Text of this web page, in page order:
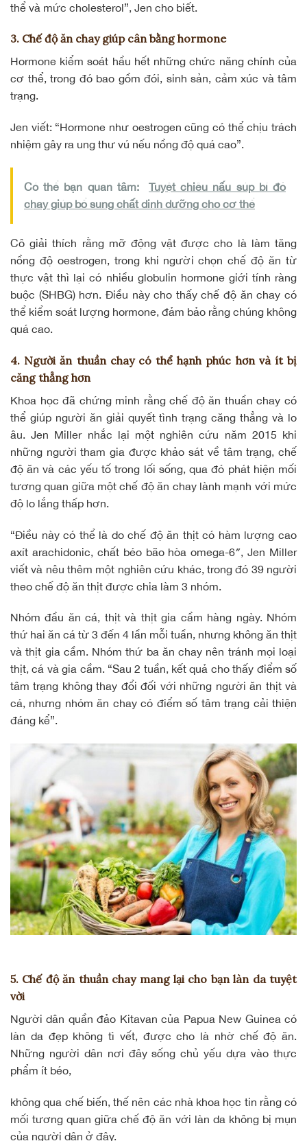
thể và mức cholesterol”, Jen cho biết.
3. Chế độ ăn chay giúp cân bằng hormone
Hormone kiểm soát hầu hết những chức năng chính của
cơ thể, trong đó bao gồm đói, sinh sản, cảm xúc và tâm
trạng.
Jen viết: “Hormone như oestrogen cũng có thể chịu trách
nhiệm gây ra ung thư vú nếu nồng độ quá cao”.
Có thể bạn quan tâm:
Tuyệt chiêu nấu súp bí đỏ
chay giúp bổ sung chất dinh dưỡng cho cơ thể
Cô giải thích rằng mỡ động vật được cho là làm tăng
nồng độ oestrogen, trong khi người chọn chế độ ăn từ
thực vật thì lại có nhiều globulin hormone giới tính ràng
buộc (SHBG) hơn. Điều này cho thấy chế độ ăn chay có
thể kiểm soát lượng hormone, đảm bảo rằng chúng không
quá cao.
4. Người ăn thuần chay có thể hạnh phúc hơn và ít bị
căng thẳng hơn
Khoa học đã chứng minh rằng chế độ ăn thuần chay có
thể giúp người ăn giải quyết tình trạng căng thẳng và lo
âu. Jen Miller nhắc lại một nghiên cứu năm 2015 khi
những người tham gia được khảo sát về tâm trạng, chế
độ ăn và các yếu tố trong lối sống, qua đó phát hiện mối
tương quan giữa một chế độ ăn chay lành mạnh với mức
độ lo lắng thấp hơn.
“Điều này có thể là dochế độ ăn thịtcó hàm lượng cao
axít arachidonic, chất béo bão hòa omega-6″, Jen Miller
viết và nêu thêm một nghiên cứu khác, trong đó 39 người
theo chế độ ăn thịt được chia làm 3 nhóm.
Nhóm đầu ăn cá, thịt và thịt gia cầm hàng ngày. Nhóm
thứ hai ăn cá từ 3 đến 4 lần mỗi tuần, nhưng không ăn thịt
và thịt gia cầm. Nhóm thứ ba ăn chay nên tránh mọi loại
thịt, cá và gia cầm. “Sau 2 tuần, kết quả cho thấy điểm số
tâm trạng không thay đổi đối với những người ăn thịt và
cá, nhưng nhóm ăn chay có điểm số tâm trạng cải thiện
đáng kể”.
5. Chế độ ăn thuần chay mang lại cho bạn làn da tuyệt
vời
Người dân quần đảo Kitavan của Papua New Guinea có
làn da đẹp không tì vết, được cho là nhờ chế độ ăn.
Những người dân nơi đây sống chủ yếu dựa vào thực
phẩm ít béo,
không qua chế biến, thế nên các nhà khoa học tin rằng có
mối tương quan giữa chế độ ăn với làn da không bị mụn
của người dân ở đây.